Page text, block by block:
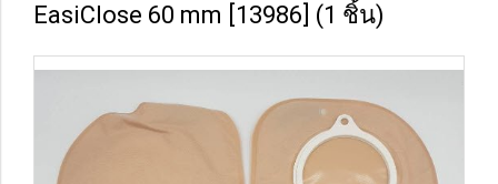
EasiClose 60 mm [13986] (1 ชิ้น)